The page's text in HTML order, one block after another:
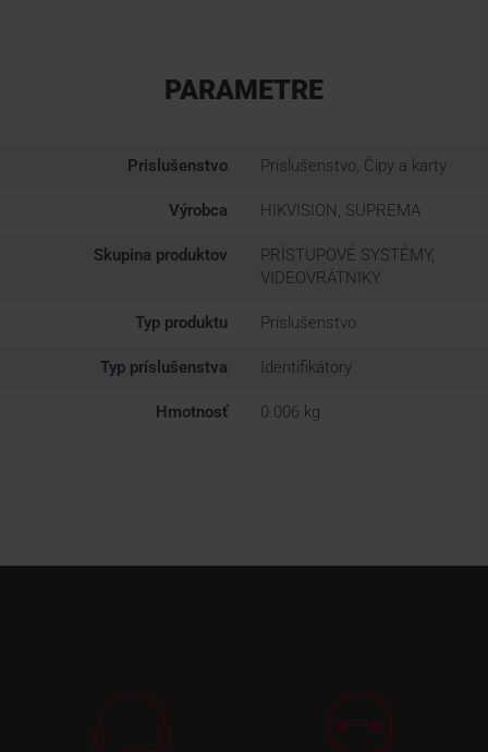
PARAMETRE
Prislušenstvo Príslušenstvo, Čipy a karty
Výrobca HIKVISION, SUPREMA
Skupina produktov
PRÍSTUPOVÉ SYSTÉMY,
VIDEOVRÁTNIKY
Typ produktu Príslušenstvo
Typ príslušenstva Identifikátory
Hmotnosť 0.006 kg